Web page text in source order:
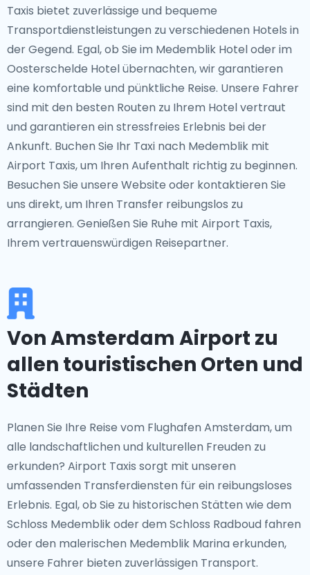
Taxis bietet zuverlässige und bequeme
Transportdienstleistungen zu verschiedenen Hotels in
der Gegend. Egal, ob Sie im Medemblik Hotel oder im
Oosterschelde Hotel übernachten, wir garantieren
eine komfortable und pünktliche Reise. Unsere Fahrer
sind mit den besten Routen zu Ihrem Hotel vertraut
und garantieren ein stressfreies Erlebnis bei der
Ankunft. Buchen Sie Ihr Taxi nach Medemblik mit
Airport Taxis, um Ihren Aufenthalt richtig zu beginnen.
Besuchen Sie unsere Website oder kontaktieren Sie
uns direkt, um Ihren Transfer reibungslos zu
arrangieren. Genießen Sie Ruhe mit Airport Taxis,
Ihrem vertrauenswürdigen Reisepartner.
Von Amsterdam Airport zu
allen touristischen Orten und
Städten
Planen Sie Ihre Reise vom Flughafen Amsterdam, um
alle landschaftlichen und kulturellen Freuden zu
erkunden? Airport Taxis sorgt mit unseren
umfassenden Transferdiensten für ein reibungsloses
Erlebnis. Egal, ob Sie zu historischen Stätten wie dem
Schloss Medemblik oder dem Schloss Radboud fahren
oder den malerischen Medemblik Marina erkunden,
unsere Fahrer bieten zuverlässigen Transport.